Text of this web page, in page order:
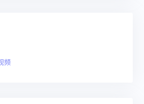
频